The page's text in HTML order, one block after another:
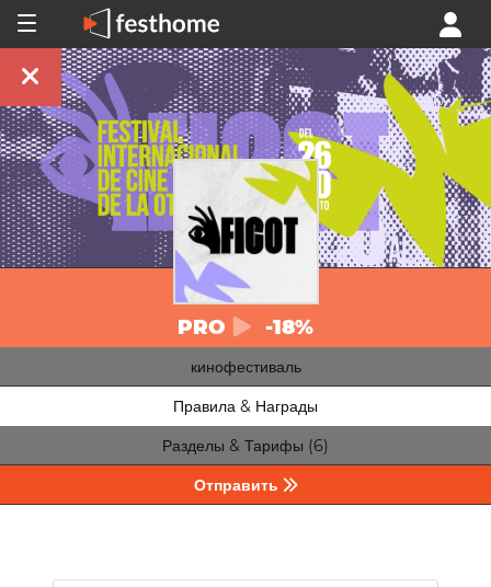
PRO -18%
кинофестиваль
Правила & Награды
Разделы & Тарифы (6)
Отправить